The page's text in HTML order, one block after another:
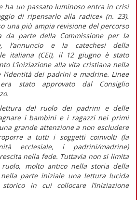
ha un passato luminoso entra in crisi
di ripensarlo alla radice» (n. 23).
una più ampia revisione del percorso
da parte della Commissione per la
l’annuncio e la catechesi della
italiana (CEI), il 12 giugno è stato
L’iniziazione alla vita cristiana nella
dei padrini e madrine. Linee
stato approvato dal Consiglio
del ruolo dei padrini e delle
i bambini e i ragazzi nei primi
grande attenzione a non escludere
a tutti i soggetti coinvolti (la
ecclesiale, i padrini/madrine)
nella fede. Tuttavia non si limita
molto antico nella storia della
nella parte iniziale una lettura lucida
storico in cui collocare l’iniziazione